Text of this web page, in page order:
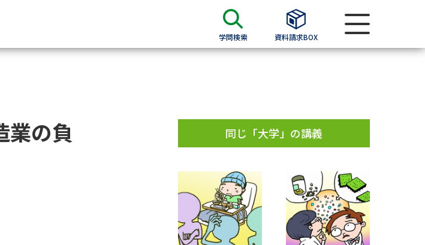
学問検索 資料請求BOX
・短大の資料種類から請求
パンフ
学部・学科パンフ
過去問題集
の負
同じ「大学」の講義